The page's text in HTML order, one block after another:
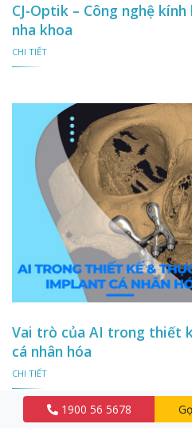
CJ-Optik – Công nghệ
nha khoa
CHI TIẾT
Vai trò của AI trong thiết
cá nhân hóa
CHI TIẾT
1900 56 5678